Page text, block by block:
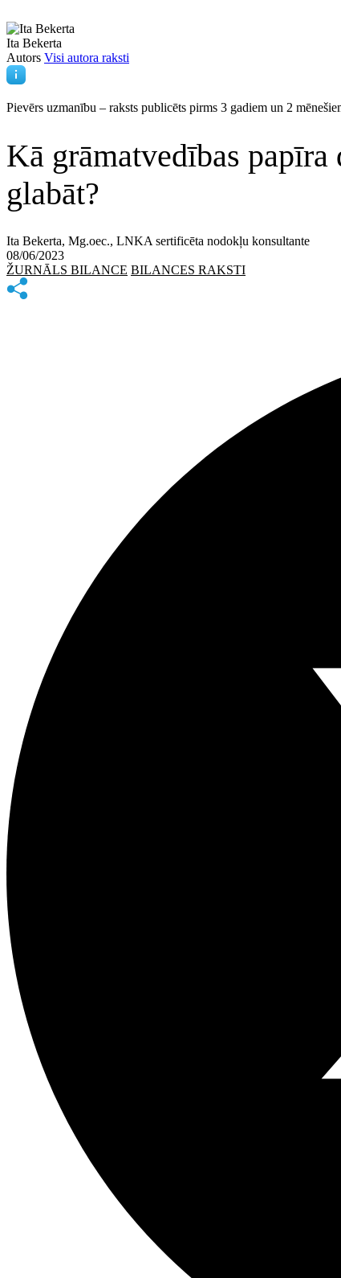
Ita Bekerta
Autors Visi autora raksti
Pievērs uzmanību – raksts publicēts pirms 3 gadiem un 2
Kā grāmatvedības
glabāt?
Ita Bekerta, Mg.oec., LNKA sertificēta nodokļu konsultante
08/06/2023
ŽURNĀLS BILANCE BILANCES RAKSTI